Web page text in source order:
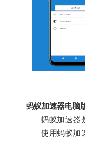
蚂蚁加速器电脑
蚂蚁加速器是
使用蚂蚁加速